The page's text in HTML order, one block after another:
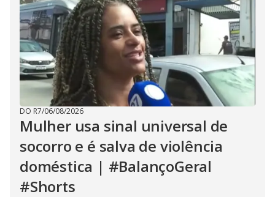
DO R7/06/08/2026
Mulher usa sinal universal de
socorro e é salva de violência
doméstica | #BalançoGeral
#Shorts